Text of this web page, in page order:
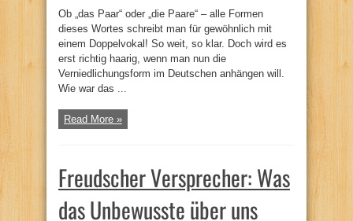
Ob „das Paar“ oder „die Paare“ – alle Formen
dieses Wortes schreibt man für gewöhnlich mit
einem Doppelvokal! So weit, so klar. Doch wird es
erst richtig haarig, wenn man nun die
Verniedlichungsform im Deutschen anhängen will.
Wie war das ...
Read More »
Freudscher Versprecher: Was
das Unbewusste über uns